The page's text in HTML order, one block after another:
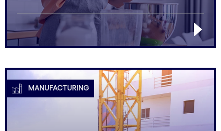
MANUFACTURING